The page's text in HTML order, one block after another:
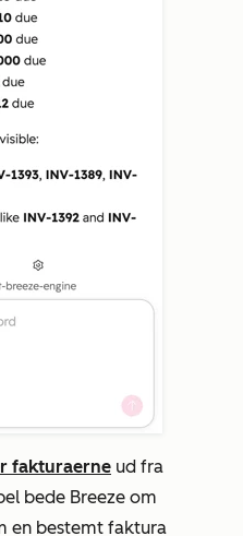
fakturaerne ud fra
bede Breeze om
en bestemt faktura